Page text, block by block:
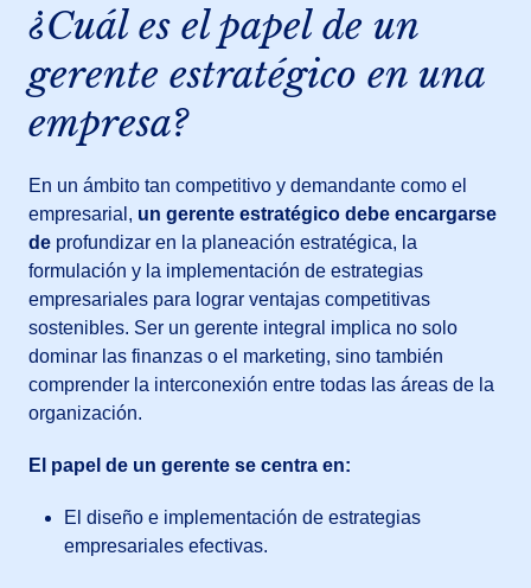
¿Cuál es el papel de un
gerente estratégico en una
empresa?
En un ámbito tan competitivo y demandante como el
empresarial, un gerente estratégico debe encargarse
de profundizar en la planeación estratégica, la
formulación y la implementación de estrategias
empresariales para lograr ventajas competitivas
sostenibles. Ser un gerente integral implica no solo
dominar las finanzas o el marketing, sino también
comprender la interconexión entre todas las áreas de la
organización.
El papel de un gerente se centra en:
El diseño e implementación de estrategias
empresariales efectivas.